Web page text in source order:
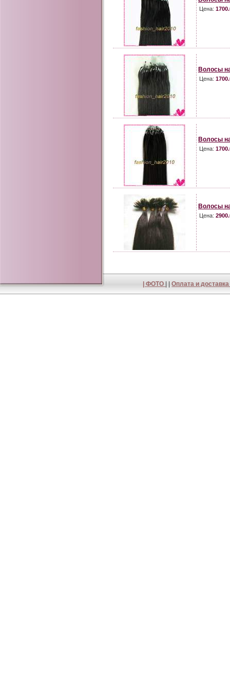
Цена:
Волосы
Цена:
Волосы
Цена:
Волосы
Цена:
|ФОТО | |Оплата и